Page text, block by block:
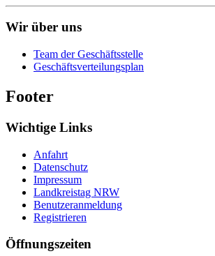
Wir über uns
Team der Geschäftsstelle
Geschäftsverteilungsplan
Footer
Wichtige Links
Anfahrt
Datenschutz
Impressum
Landkreistag NRW
Benutzeranmeldung
Registrieren
Öffnungszeiten